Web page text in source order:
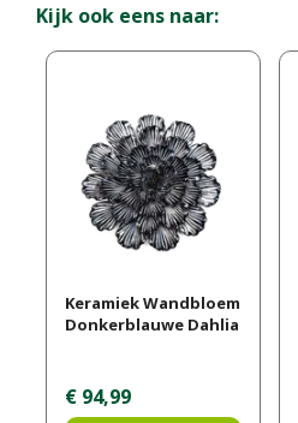
Kijk ook eens naar:
Keramiek Wandbloem
Donkerblauwe Dahlia
€ 94,99